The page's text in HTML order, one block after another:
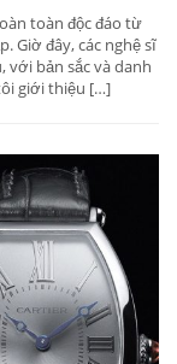
toàn độc đáo từ
Giờ đây, các nghệ sĩ
với bản sắc và danh
giới thiệu […]